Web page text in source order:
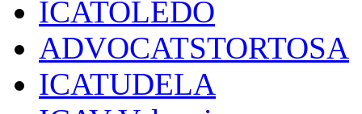
ICATOLEDO
ADVOCATSTORTOSA
ICATUDELA